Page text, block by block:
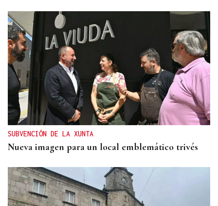
SUBVENCIÓN DE LA XUNTA
Nueva imagen para un local emblemático trivés